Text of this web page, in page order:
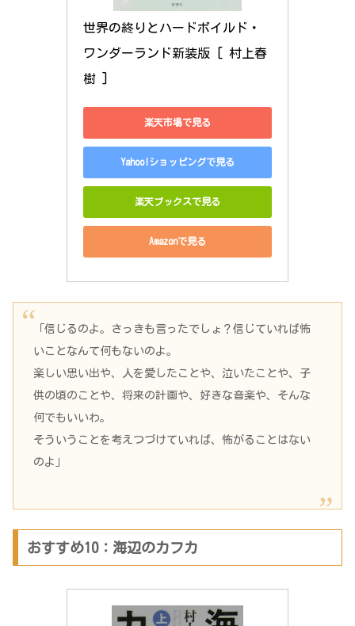
世界の終りとハードボイルド・
ワンダーランド新装版 [ 村上春
樹 ]
楽天市場で見る
Yahoo!ショッピングで見る
楽天ブックスで見る
Amazonで見る
「信じるのよ。さっきも言ったでしょ？信じていれば怖
いことなんて何もないのよ。
楽しい思い出や、人を愛したことや、泣いたことや、子
供の頃のことや、将来の計画や、好きな音楽や、そんな
何でもいいわ。
そういうことを考えつづけていれば、怖がることはない
のよ」
おすすめ10：海辺のカフカ